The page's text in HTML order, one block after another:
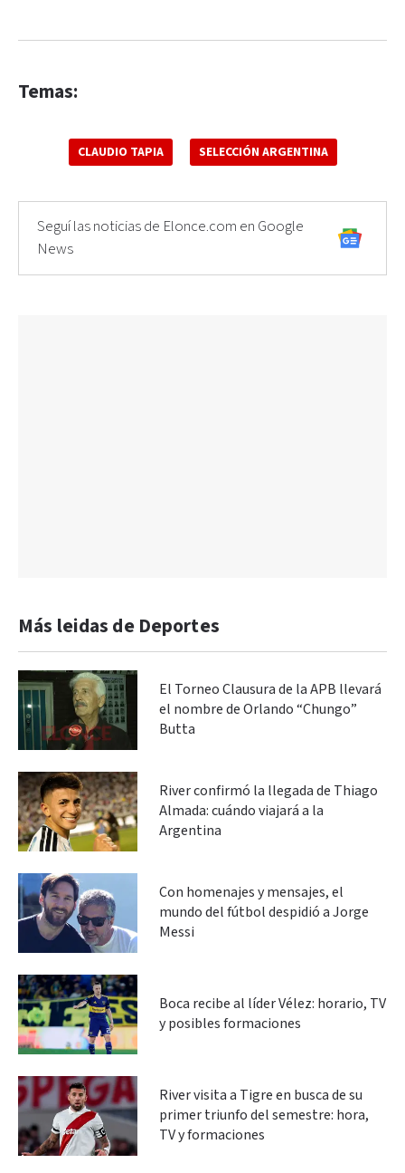
Temas:
CLAUDIO TAPIA SELECCIÓN ARGENTINA
Seguí las noticias de Elonce.com en Google
News
Más leidas de Deportes
El Torneo Clausura de la APB llevará
el nombre de Orlando “Chungo”
Butta
River confirmó la llegada de Thiago
Almada: cuándo viajará a la
Argentina
Con homenajes y mensajes, el
mundo del fútbol despidió a Jorge
Messi
Boca recibe al líder Vélez: horario, TV
y posibles formaciones
River visita a Tigre en busca de su
primer triunfo del semestre: hora,
TV y formaciones